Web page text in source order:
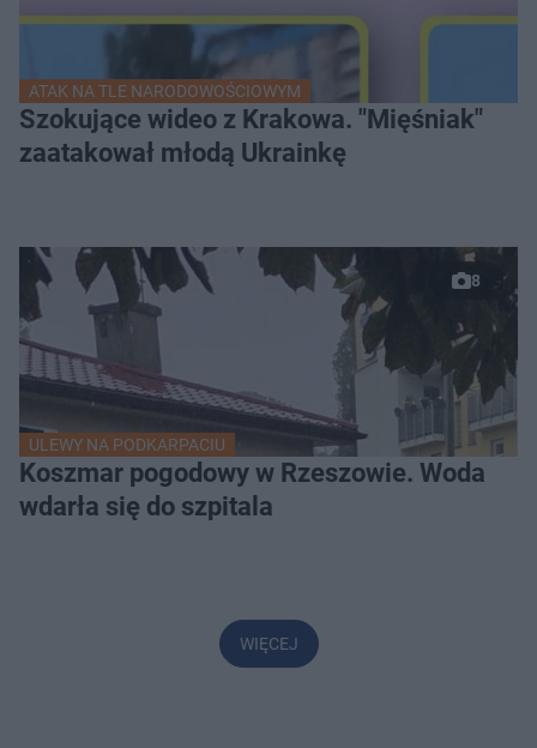
ATAK NA TLE NARODOWOŚCIOWYM
Szokujące wideo z Krakowa. "Mięśniak"
zaatakował młodą Ukrainkę
8
ULEWY NA PODKARPACIU
Koszmar pogodowy w Rzeszowie. Woda
wdarła się do szpitala
WIĘCEJ